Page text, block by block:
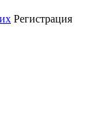
Регистрация